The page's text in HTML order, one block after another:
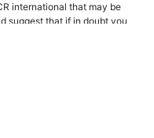
international that may be
suggest that if in doubt you